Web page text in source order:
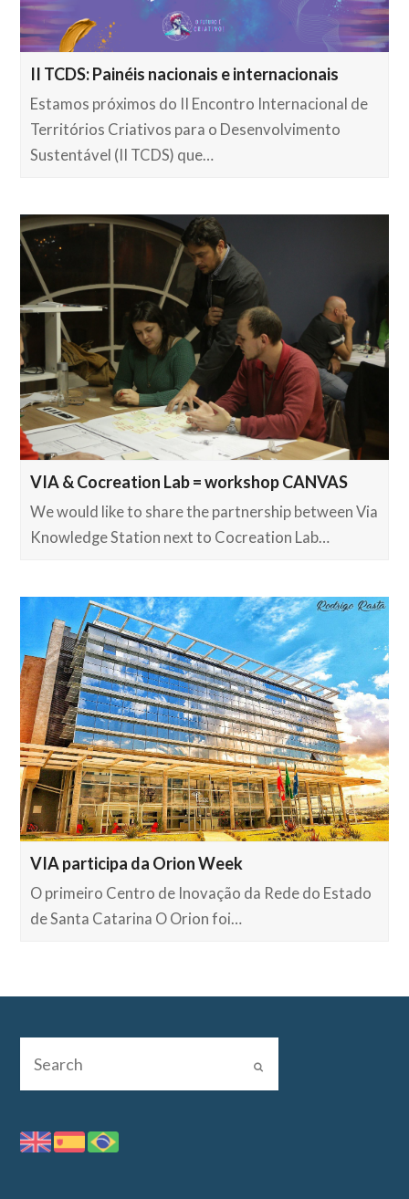
II TCDS: Painéis nacionais e internacionais
Estamos próximos do II Encontro Internacional de
Territórios Criativos para o Desenvolvimento
Sustentável (II TCDS) que…
VIA & Cocreation Lab = workshop CANVAS
We would like to share the partnership between Via
Knowledge Station next to Cocreation Lab…
VIA participa da Orion Week
O primeiro Centro de Inovação da Rede do Estado
de Santa Catarina O Orion foi…